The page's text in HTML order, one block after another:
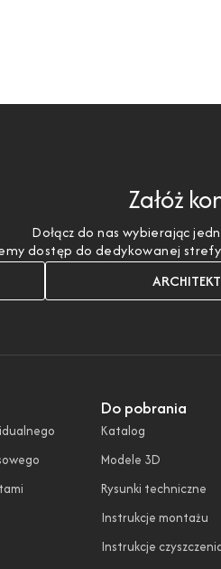
Załóż
Dołącz do nas wybierając
dostęp do dedykowanej
ARCHITEKT
Do pobrania
Katalog
Modele 3D
Rysunki techniczne
Instrukcje montażu
Instrukcje